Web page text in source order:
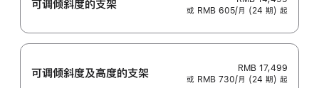
可调倾斜度的支架
或 RMB 605/月 (24 期) 起
可调倾斜度及高‍度的支‍架
RMB 17,499
或 RMB 730/月 (24 期) 起